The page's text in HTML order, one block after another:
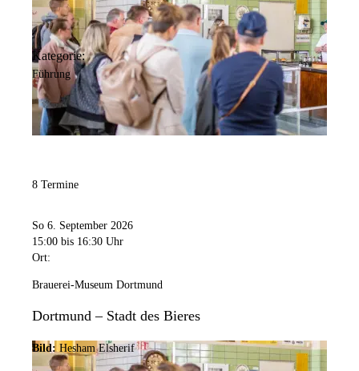
Kategorie:
Führung
8 Termine
So 6. September 2026
15:00 bis 16:30 Uhr
Ort:
Brauerei-Museum Dortmund
Dortmund – Stadt des Bieres
Bild: Hesham Elsherif